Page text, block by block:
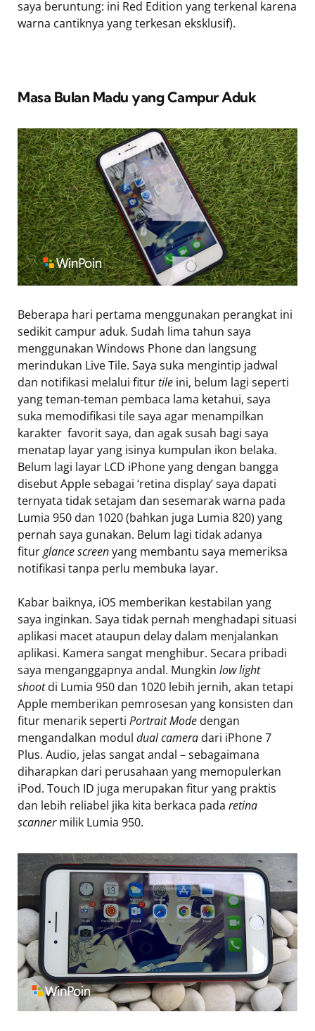
saya beruntung: ini Red Edition yang terkenal karena
warna cantiknya yang terkesan eksklusif).
Masa Bulan Madu yang Campur Aduk
Beberapa hari pertama menggunakan perangkat ini
sedikit campur aduk. Sudah lima tahun saya
menggunakan Windows Phone dan langsung
merindukan Live Tile. Saya suka mengintip jadwal
dan notifikasi melalui fiturtile ini, belum lagi seperti
yang teman-teman pembaca lama ketahui, saya
suka memodifikasi tile saya agar menampilkan
karakter favorit saya, dan agak susah bagi saya
menatap layar yang isinya kumpulan ikon belaka.
Belum lagi layar LCD iPhone yang dengan bangga
disebut Apple sebagai ‘retina display’ saya dapati
ternyata tidak setajam dan sesemarak warna pada
Lumia 950 dan 1020 (bahkan juga Lumia 820) yang
pernah saya gunakan. Belum lagi tidak adanya
fiturglance screenyang membantu saya memeriksa
notifikasi tanpa perlu membuka layar.
Kabar baiknya, iOS memberikan kestabilan yang
saya inginkan. Saya tidak pernah menghadapi situasi
aplikasi macet ataupun delay dalam menjalankan
aplikasi. Kamera sangat menghibur. Secara pribadi
saya menganggapnya andal. Mungkin low light
shootdi Lumia 950 dan 1020 lebih jernih, akan tetapi
Apple memberikan pemrosesan yang konsisten dan
fitur menarik seperti Portrait Mode dengan
mengandalkan modul dual camera dari iPhone 7
Plus. Audio, jelas sangat andal – sebagaimana
diharapkan dari perusahaan yang memopulerkan
iPod. Touch ID juga merupakan fitur yang praktis
dan lebih reliabel jika kita berkaca pada retina
scannermilik Lumia 950.